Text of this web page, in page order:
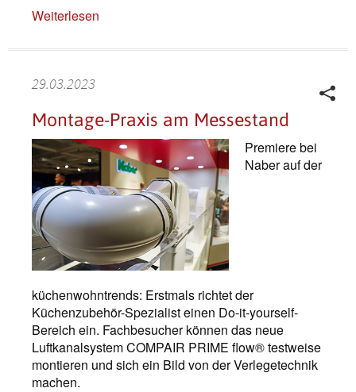
Weiterlesen
29.03.2023
Montage-Praxis am Messestand
Premiere bei
Naber auf der
küchenwohntrends: Erstmals richtet der
Küchenzubehör-Spezialist einen Do-it-yourself-
Bereich ein. Fachbesucher können das neue
Luftkanalsystem COMPAIR PRIME flow® testweise
montieren und sich ein Bild von der Verlegetechnik
machen.